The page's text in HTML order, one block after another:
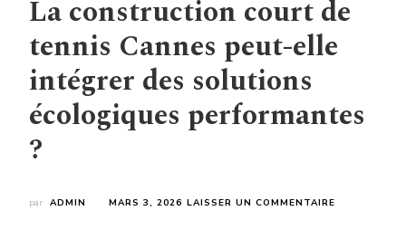
La construction court de
tennis Cannes peut-elle
intégrer des solutions
écologiques performantes
?
par ADMIN MARS 3, 2026 LAISSER UN COMMENTAIRE